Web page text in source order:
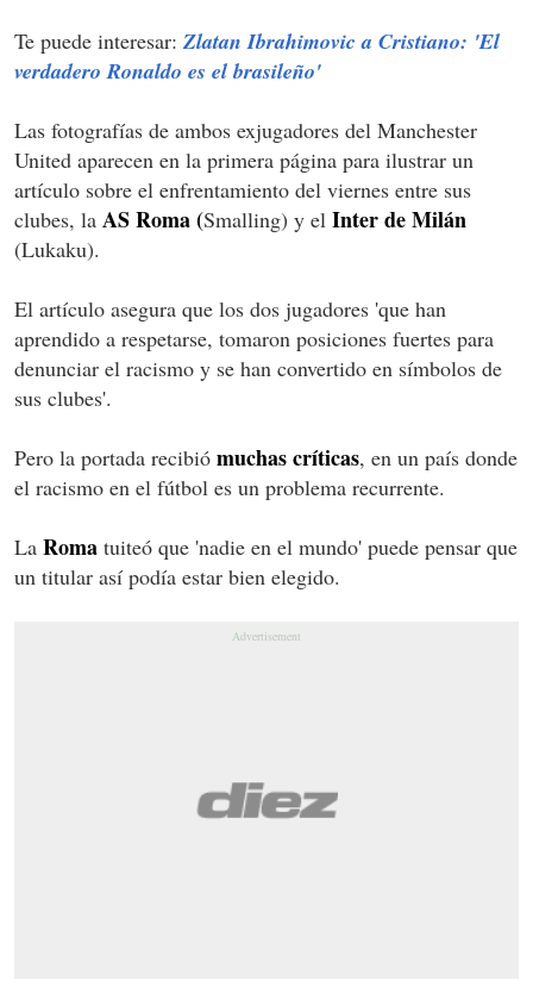
Te puede interesar: Zlatan Ibrahimovic a Cristiano: 'El
verdadero Ronaldo es el brasileño'
Las fotografías de ambos exjugadores del Manchester
United aparecen en la primera página para ilustrar un
artículo sobre el enfrentamiento del viernes entre sus
clubes, la AS Roma (Smalling) y el Inter de Milán
(Lukaku).
El artículo asegura que los dos jugadores 'que han
aprendido a respetarse, tomaron posiciones fuertes para
denunciar el racismo y se han convertido en símbolos de
sus clubes'.
Pero la portada recibió muchas críticas, en un país donde
el racismo en el fútbol es un problema recurrente.
La Roma tuiteó que 'nadie en el mundo' puede pensar que
un titular así podía estar bien elegido.